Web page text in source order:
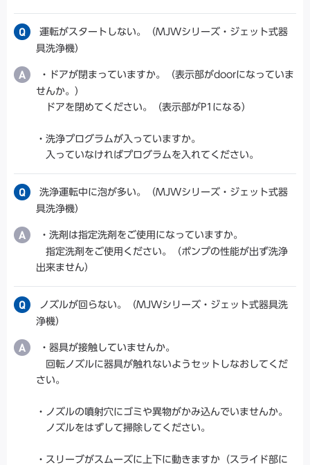
運転がスタートしない。（MJWシリーズ・ジェット式器
具洗浄機）
・ドアが閉まっていますか。（表示部がdoorになっていま
せんか。）
ドアを閉めてください。（表示部がP1になる）
・洗浄プログラムが入っていますか。
入っていなければプログラムを入れてください。
洗浄運転中に泡が多い。（MJWシリーズ・ジェット式器
具洗浄機）
・洗剤は指定洗剤をご使用になっていますか。
指定洗剤をご使用ください。（ポンプの性能が出ず洗浄
出来ません）
ノズルが回らない。（MJWシリーズ・ジェット式器具洗
浄機）
・器具が接触していませんか。
回転ノズルに器具が触れないようセットしなおしてくだ
さい。
・ノズルの噴射穴にゴミや異物がかみ込んでいませんか。
ノズルをはずして掃除してください。
・スリーブがスムーズに上下に動きますか（スライド部に